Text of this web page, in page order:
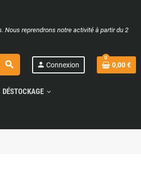
Nous reprendrons notre activité à partir du 2
search person Connexion
0
0,00 €
DÉSTOCKAGE expand_more